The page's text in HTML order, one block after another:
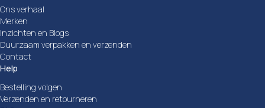
Ons verhaal
Merken
Inzichten en Blogs
Duurzaam verpakken en verzenden
Contact
Help
Bestelling volgen
Verzenden en retourneren